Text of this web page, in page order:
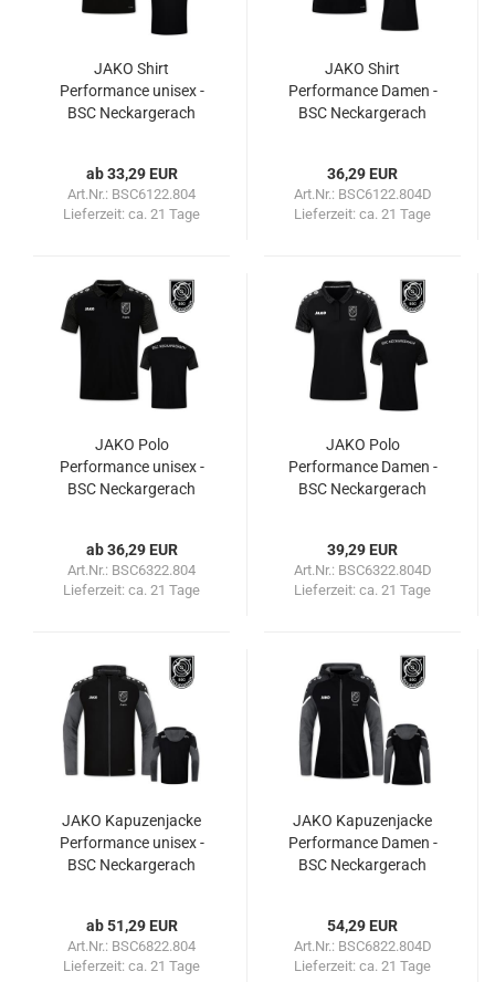
JAKO Shirt
Performance unisex -
BSC Neckargerach
ab 33,29 EUR
Art.Nr.: BSC6122.804
Lieferzeit: ca. 21 Tage
JAKO Shirt
Performance Damen -
BSC Neckargerach
36,29 EUR
Art.Nr.: BSC6122.804D
Lieferzeit: ca. 21 Tage
JAKO Polo
Performance unisex -
BSC Neckargerach
ab 36,29 EUR
Art.Nr.: BSC6322.804
Lieferzeit: ca. 21 Tage
JAKO Polo
Performance Damen -
BSC Neckargerach
39,29 EUR
Art.Nr.: BSC6322.804D
Lieferzeit: ca. 21 Tage
JAKO Kapuzenjacke
Performance unisex -
BSC Neckargerach
ab 51,29 EUR
Art.Nr.: BSC6822.804
Lieferzeit: ca. 21 Tage
JAKO Kapuzenjacke
Performance Damen -
BSC Neckargerach
54,29 EUR
Art.Nr.: BSC6822.804D
Lieferzeit: ca. 21 Tage